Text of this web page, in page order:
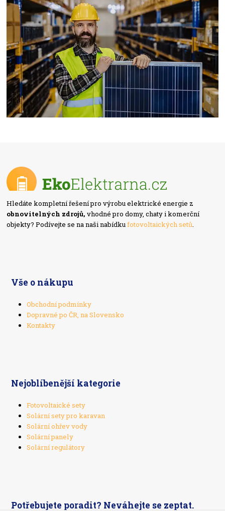
Hledáte kompletní řešení pro výrobu elektrické energie z
obnovitelných zdrojů, vhodné pro domy, chaty i komerční
objekty? Podívejte se na naši nabídkufotovoltaických setů.
Vše o nákupu
Obchodní podmínky
Dopravné po ČR, na Slovensko
Kontakty
Nejoblíbenější kategorie
Fotovoltaické sety
Solární sety pro karavan
Solární ohřev vody
Solární panely
Solární regulátory
Potřebujete poradit? Neváhejte se zeptat.